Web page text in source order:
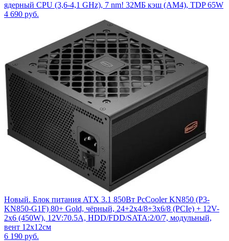
ядерный CPU (3,6-4,1 GHz), 7 nm! 32МБ кэш (AM4), TDP 65W
4 690 руб.
Новый. Блок питания ATX 3.1 850Вт PcCooler KN850 (P3-
KN850-G1F) 80+ Gold, чёрный, 24+2x4/8+3x6/8 (PCIe) + 12V-
2x6 (450W), 12V:70.5A, HDD/FDD/SATA:2/0/7, модульный,
вент 12x12см
6 190 руб.